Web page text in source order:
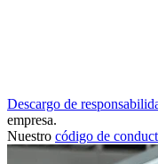
Descargo de
empresa.
Nuestro código de